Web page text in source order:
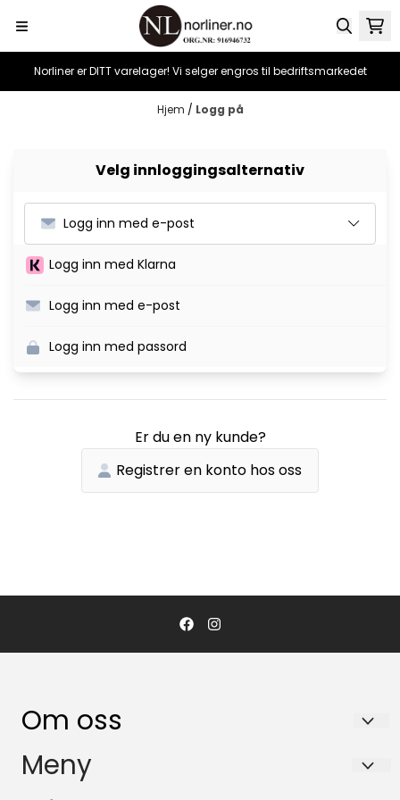
Norliner er DITT varelager! Vi selger engros til bedriftsmarkedet
Hjem / Logg på
Velg innloggingsalternativ
Logg inn med e-post
Logg inn med Klarna
Logg inn med e-post
Logg inn med passord
Er du en ny kunde?
Registrer en konto hos oss
Om oss
NOR LINER SCANDINAVIA AS
Pb. 43 / Sjøskogeveien 7
Meny